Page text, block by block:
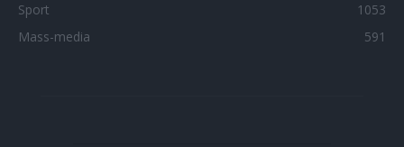
Sport
1053
Mass-media
591